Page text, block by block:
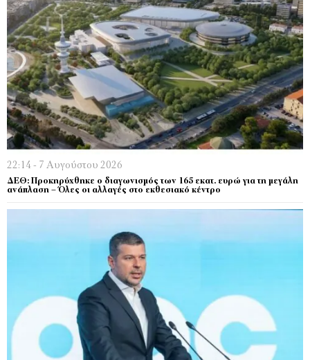
22:14 - 7 Αυγούστου 2026
ΔΕΘ: Προκηρύχθηκε ο διαγωνισμός των 165 εκατ. ευρώ για τη μεγάλη
ανάπλαση – Όλες οι αλλαγές στο εκθεσιακό κέντρο